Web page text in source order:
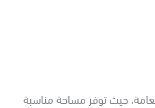
حيث توفر مساحة مناسبة